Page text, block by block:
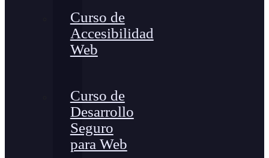
Curso de
Accesibilidad
Web
Curso de
Desarrollo
Seguro
para Web